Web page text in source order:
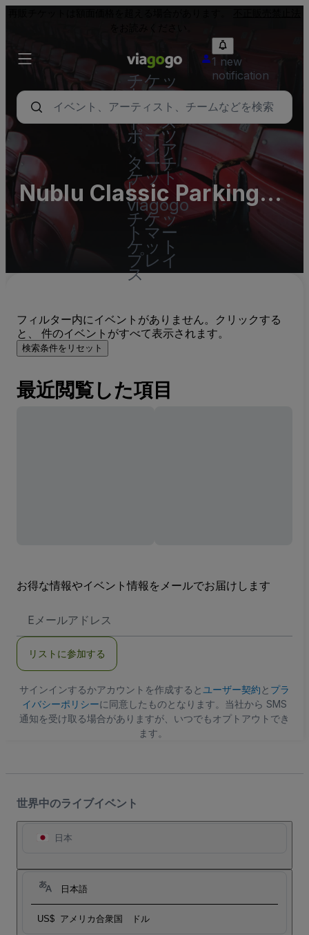
チケッ
ト - コ
ンサー
ト、ス
ポーツ
、シア
ターチ
ケット
|
viagogo
チケッ
トマー
ケット
プレイ
ス
1 new
notification
Nublu Classic Parking
Lots
フィルター内にイベントがありません。クリックする
と、 件のイベントがすべて表示されます。
検索条件をリセット
最近閲覧した項目
お得な情報やイベント情報をメールでお届けします
メ
ア
ス
リストに参加する
サインインするかアカウントを作成すると ユーザー契約と プラ
イバシーポリシーに同意したものとなります。当社から SMS
通知を受け取る場合がありますが、いつでもオプトアウトでき
ます。
世界中のライブイベント
日本
日本語
US$ アメリカ合衆国 ドル